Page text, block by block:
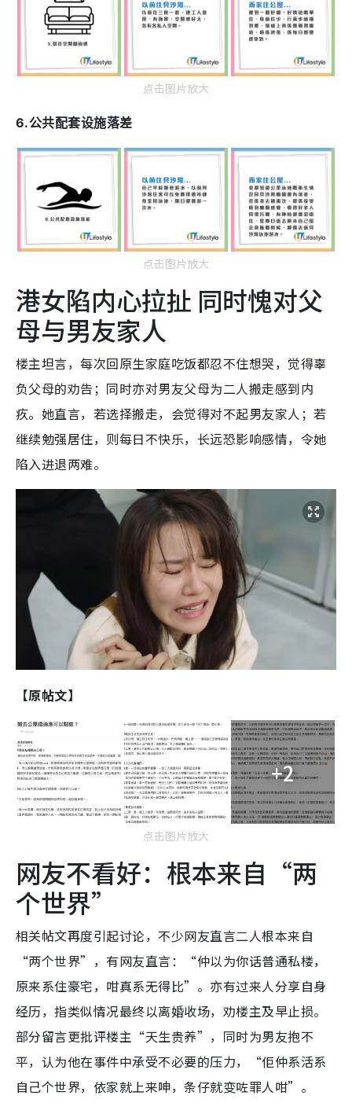
点击图片放大
6.公共配套设施落差
点击图片放大
港女陷内心拉扯 同时愧对父
母与男友家人
楼主坦言，每次回原生家庭吃饭都忍不住想哭，觉得辜
负父母的劝告；同时亦对男友父母为二人搬走感到内
疚。她直言，若选择搬走，会觉得对不起男友家人；若
继续勉强居住，则每日不快乐，长远恐影响感情，令她
陷入进退两难。
【原帖文】
+2
点击图片放大
网友不看好：根本来自“两
个世界”
相关帖文再度引起讨论，不少网友直言二人根本来自
“两个世界”，有网友直言：“仲以为你话普通私楼，
原来系住豪宅，咁真系无得比”。亦有过来人分享自身
经历，指类似情况最终以离婚收场，劝楼主及早止损。
部分留言更批评楼主“天生贵养”，同时为男友抱不
平，认为他在事件中承受不必要的压力，“佢仲系活系
自己个世界，依家就上来呻，条仔就变咗罪人咁”。